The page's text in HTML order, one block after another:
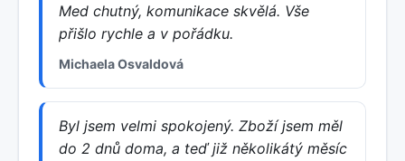
Med chutný, komunikace skvělá. Vše
přišlo rychle a v pořádku.
Michaela Osvaldová
Byl jsem velmi spokojený. Zboží jsem měl
do 2 dnů doma, a teď již několikátý měsíc